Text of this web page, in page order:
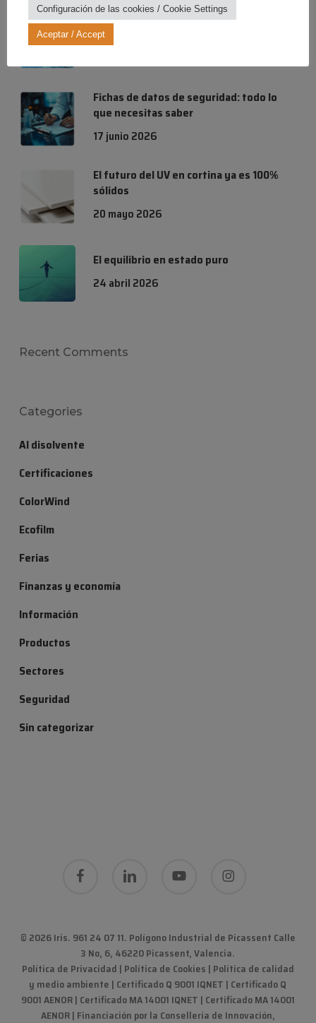
Verano Iris: ¡Diversión al máximo,
riesgos a cero!
Fichas de datos de seguridad: todo lo
que necesitas saber
17 junio 2026
El futuro del UV en cortina ya es 100%
sólidos
20 mayo 2026
El equilibrio en estado puro
24 abril 2026
Recent Comments
Categories
Al disolvente
Certificaciones
ColorWind
Ecofilm
Ferias
Finanzas y economía
Información
Productos
Sectores
Seguridad
Sin categorizar
facebook linkedin instagram
© 2026 Iris. 961 24 07 11. Polígono Industrial de Picassent Calle
3 No, 6, 46220 Picassent, Valencia.
Política de Privacidad | Política de Cookies | Política de calidad
y medio ambiente | Certificado Q 9001 IQNET | Certificado Q
9001 AENOR | Certificado MA 14001 IQNET | Certificado MA 14001
AENOR| Financiación por la Consellería de Innovación,
Configuración de las cookies / Cookie Settings
Aceptar / Accept